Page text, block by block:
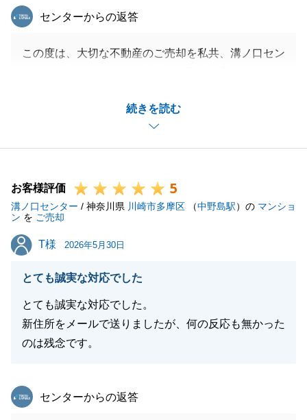
続きを読む
東急リバブル
センターからの返答
この度は、大切な不動産のご売却を私共、溝ノ口セン
小さなお子様がいらっしゃる中での不動産売買は、ご
準備やスケジュール調整など、ご多忙な日々の中で大
変なご苦労もあったことと存じますが、私どもの対応
と同時にホッとしております。
お客様に無理のないペースで、安心して丁寧に進めて
いただけるよう常に心掛けておりましたので、無理な
内見の予定や売却の催促をしない姿勢に好感を持って
ざいます。
新生活が笑顔に満ちた素晴らしいものになりますよ
う、溝ノ口センター一同心よりお祈り申し上げます。
今後とも、末永いお付き合いをよろしくお願い申し上
お客様評価 5
溝ノ口センター / 神奈川県 川崎市多摩区 （中野島駅）の マンショ
ン を ご売却
T様
T様 2026年5月30日
とても誠実な対応でした
とても誠実な対応でした。
新住所をメールで送りましたが、何の反応も無かった
のは残念です。
東急リバブル
センターからの返答